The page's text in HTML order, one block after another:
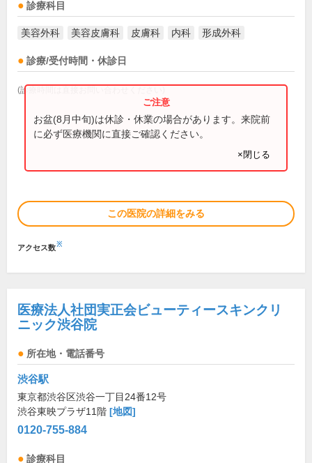
診療科目
美容外科 美容皮膚科 皮膚科 内科 形成外科
診療/受付時間・休診日
(診療時間は直接お問い合わせください)
お盆(8月中旬)は休診・休業の場合があります。来院前
に必ず医療機関に直接ご確認ください。
×閉じる
この医院の詳細をみる
アクセス数※
医療法人社団実正会ビューティースキンクリ
ニック渋谷院
所在地・電話番号
渋谷駅
東京都渋谷区渋谷一丁目24番12号
渋谷東映プラザ11階 [地図]
0120-755-884
診療科目